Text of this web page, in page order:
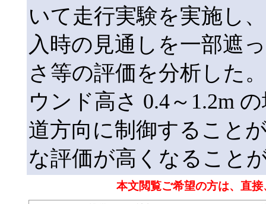
いて走行実験を実施し
入時の見通しを一部遮
さ等の評価を分析した
ウンド高さ 0.4～1.2m
道方向に制御すること
な評価が高くなること
本文閲覧ご希望の方は、直